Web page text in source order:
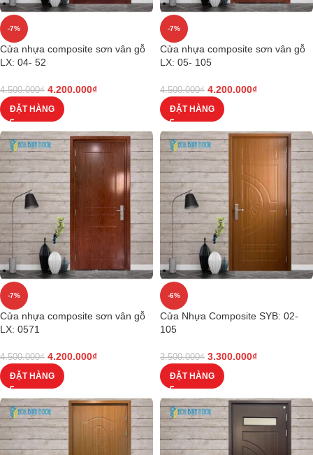
-7%
Cửa nhựa composite sơn vân gỗ
LX: 04- 52
4.500.000₫ 4.200.000₫
ĐẶT HÀNG
-7%
Cửa nhựa composite sơn vân gỗ
LX: 05- 105
4.500.000₫ 4.200.000₫
ĐẶT HÀNG
-7%
Cửa nhựa composite sơn vân gỗ
LX: 0571
4.500.000₫ 4.200.000₫
ĐẶT HÀNG
-6%
Cửa Nhựa Composite SYB: 02-
105
3.500.000₫ 3.300.000₫
ĐẶT HÀNG